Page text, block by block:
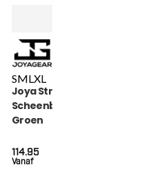
SMLXL
Joya Strike
Scheenbeschermers
Groen
Vanaf
114.95